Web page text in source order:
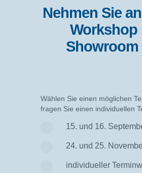
Nehmen Sie
Workshop
Showroom
Wählen Sie einen möglichen
fragen Sie einen individuellen
15. und 16.
24. und 25.
individueller